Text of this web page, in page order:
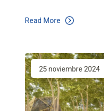
Read More
25 noviembre 2024